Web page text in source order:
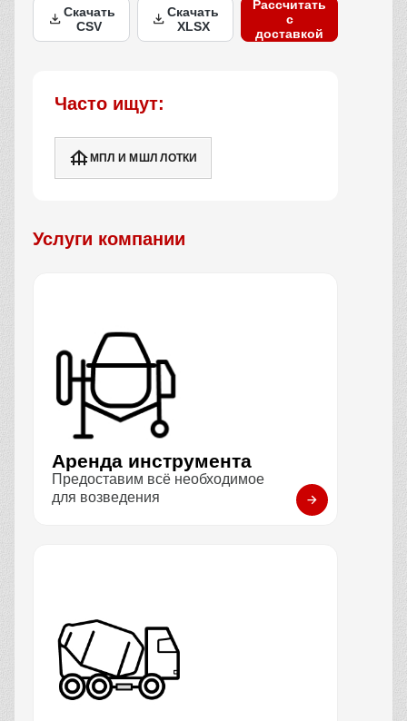
Скачать
CSV
Скачать
XLSX
Рассчитать
с
доставкой
Часто ищут:
МПЛ И МШЛ ЛОТКИ
Услуги компании
Аренда инструмента
Предоставим всё необходимое
для возведения